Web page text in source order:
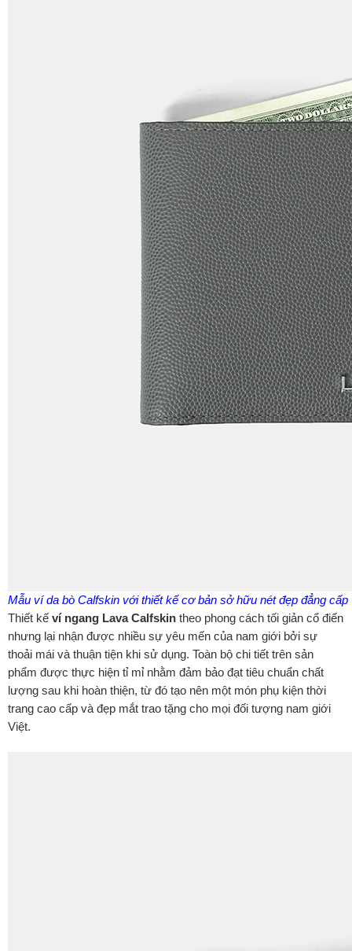
Mẫu ví da bò Calfskin với thiết kế cơ bản sở hữu nét đẹp đẳng
Thiết kế ví ngang Lava Calfskin theo phong cách tối giản cổ điển
nhưng lại nhận được nhiều sự yêu mến của nam giới bởi sự
thoải mái và thuận tiện khi sử dụng. Toàn bộ chi tiết trên sản
phẩm được thực hiện tỉ mỉ nhằm đảm bảo đạt tiêu chuẩn chất
lượng sau khi hoàn thiện, từ đó tạo nên một món phụ kiện thời
trang cao cấp và đẹp mắt trao tặng cho mọi đối tượng nam giới
Việt.